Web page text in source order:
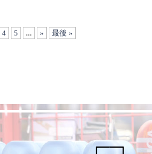
4 5 ... » 最後 »